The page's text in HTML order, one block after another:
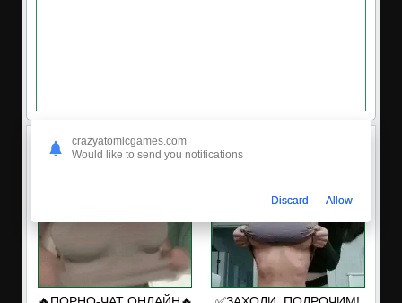
crazyatomicgames.com
Would like to send you notifications
Discard Allow